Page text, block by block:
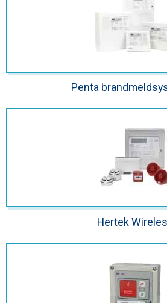
Penta
Hertek